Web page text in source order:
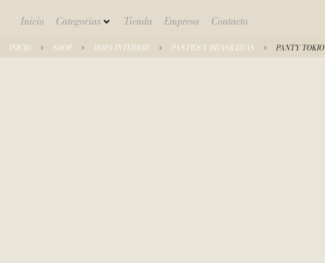
Inicio Categorías Tienda Empresa Contacto
INICIO SHOP ROPA INTERIOR PANTIES Y BRASILERAS PANTY TOKIO